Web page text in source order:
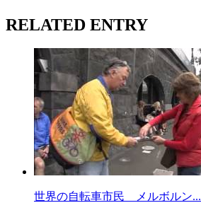
RELATED ENTRY
世界の自転車市民 メルボルン...